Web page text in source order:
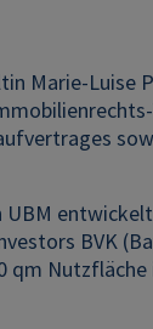
Marie-Luise
BVK
qm